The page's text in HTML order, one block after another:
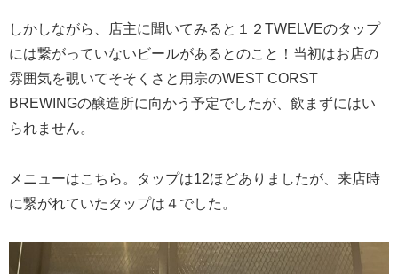
しかしながら、店主に聞いてみると１２TWELVEのタップ
には繋がっていないビールがあるとのこと！当初はお店の
雰囲気を覗いてそそくさと用宗のWEST CORST
BREWINGの醸造所に向かう予定でしたが、飲まずにはい
られません。
メニューはこちら。タップは12ほどありましたが、来店時
に繋がれていたタップは４でした。